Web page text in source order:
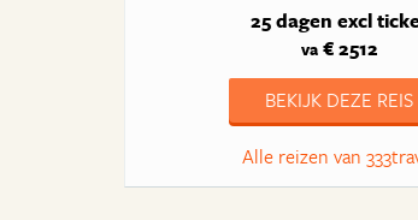
25 dagen excl
va€ 2512
BEKIJK DEZE REIS
Alle reizen van